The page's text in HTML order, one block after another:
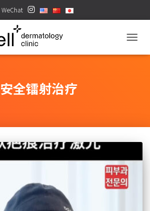
WeChat
安全镭射治疗